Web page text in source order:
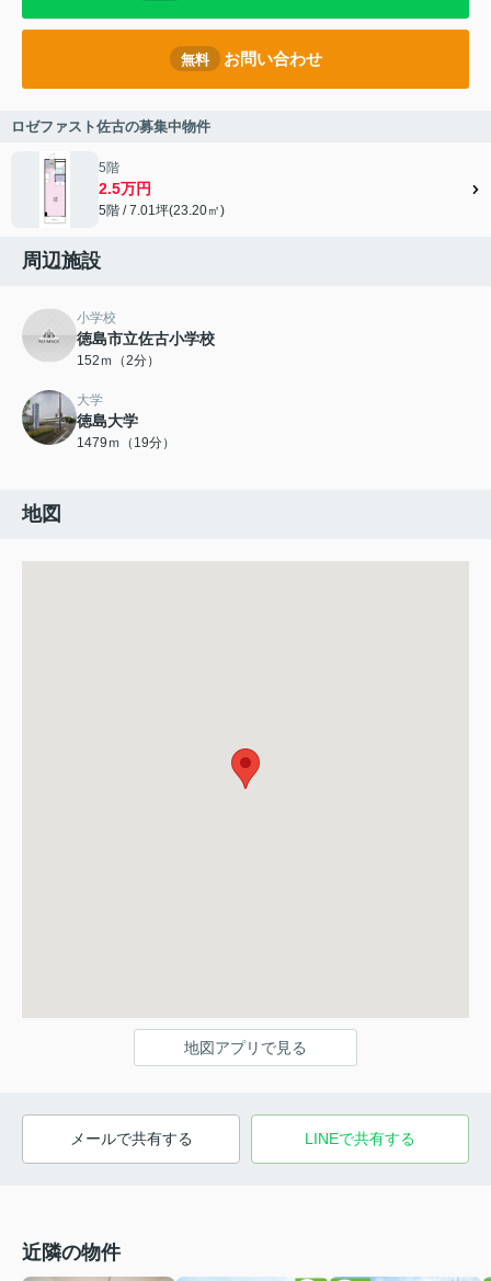
無料 お問い合わせ
ロゼファスト佐古の募集中物件
5階
2.5万円
5階 / 7.01坪(23.20㎡)
周辺施設
小学校
徳島市立佐古小学校
152ｍ（2分）
大学
徳島大学
1479ｍ（19分）
地図
地図アプリで見る
メールで共有する LINEで共有する
近隣の物件